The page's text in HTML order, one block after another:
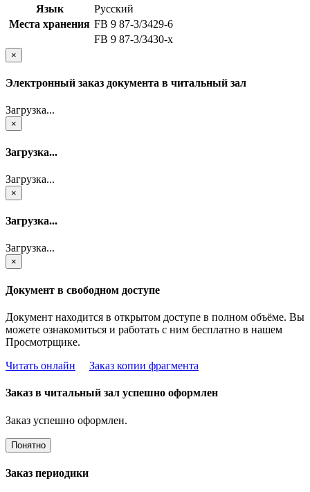
Язык
Русский
Места хранения FB 9 87-3/3429-6
FB 9 87-3/3430-x
×
Электронный заказ документа в читальный зал
Загрузка...
×
Загрузка...
Загрузка...
×
Загрузка...
Загрузка...
×
Документ в свободном доступе
Документ находится в открытом доступе в полном объёме. Вы
можете ознакомиться и работать с ним бесплатно в нашем
Просмотрщике.
Читать онлайн
Заказ копии фрагмента
Заказ в читальный зал успешно оформлен
Заказ успешно оформлен.
Понятно
Заказ периодики